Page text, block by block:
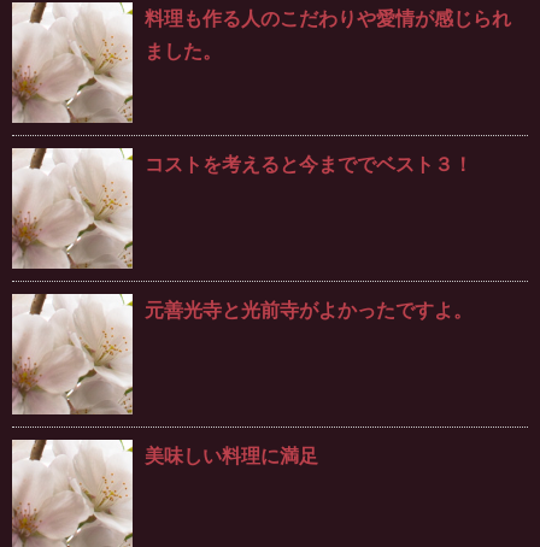
料理も作る人のこだわりや愛情が感じられ
ました。
コストを考えると今まででベスト３！
元善光寺と光前寺がよかったですよ。
美味しい料理に満足